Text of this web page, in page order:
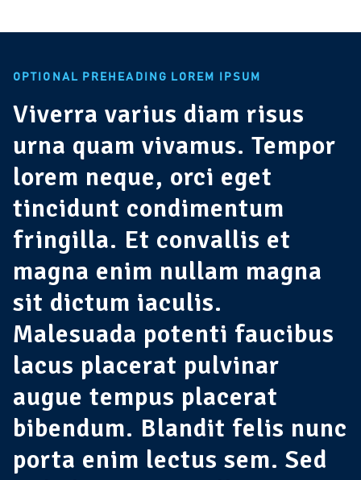
OPTIONAL PREHEADING LOREM IPSUM
Viverra varius diam risus
urna quam vivamus. Tempor
lorem neque, orci eget
tincidunt condimentum
fringilla. Et convallis et
magna enim nullam magna
sit dictum iaculis.
Malesuada potenti faucibus
lacus placerat pulvinar
augue tempus placerat
bibendum. Blandit felis nunc
porta enim lectus sem. Sed